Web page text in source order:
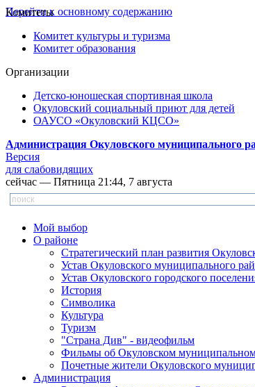
Перейти к основному содержанию
Комитеты
Комитет культуры и туризма
Комитет образования
Организации
Детско-юношеская спортивная школа
Окуловский социальный приют для детей
ОАУСО «Окуловский КЦСО»
Администрация Окуловского муниципального
Версия
для слабовидящих
сейчас — Пятница 21:44, 7 августа
Мой выбор
О районе
Стратегический план развития
Устав Окуловского муниципального
Устав Окуловского городского
История
Символика
Культура
Туризм
"Страна Див" - видеофильм
Фильмы об Окуловском
Почетные жители Окуловского
Администрация